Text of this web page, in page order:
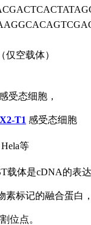
仅空载体）
受态细胞，
T1 感受态细胞
等
载体是cDNA的表
素标记的融合蛋白
位点。